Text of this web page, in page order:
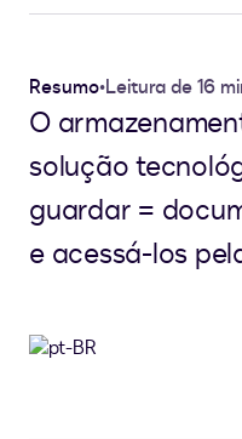
Resumo•Leitura de 16
O
solução
guardar =
e acessá-los